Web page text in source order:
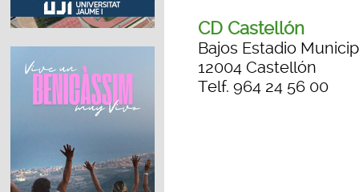
CD Castellón
Bajos Estadio
12004 Castellón
Telf. 964 24 56 00